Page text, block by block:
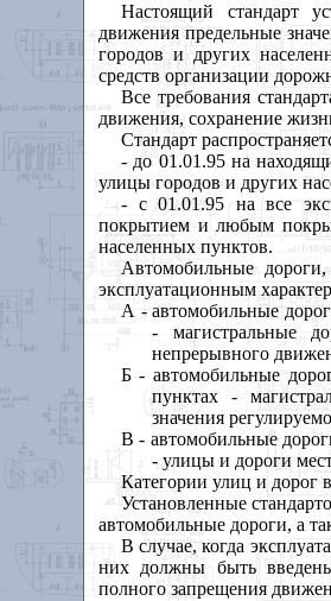
Настоящий стандарт
движения предельные
городов и других
средств организации
Все требования
движения, сохранение
Стандарт
- до 01.01.95 на
улицы городов и других
- с 01.01.95 на все
покрытием и любым
населенных пунктов.
Автомобильные
эксплуатационным
А - автомобильные
- магистральные
непрерывного
Б - автомобильные
пунктах -
значения
В - автомобильные
- улицы и дороги
Категории улиц и дорог
Установленные
автомобильные дороги, а
В случае, когда
них должны быть
полного запрещения